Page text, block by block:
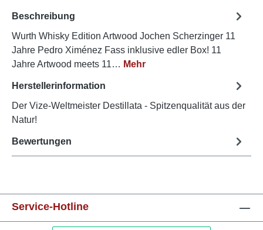
Beschreibung
Wurth Whisky Edition Artwood Jochen Scherzinger 11
Jahre Pedro Ximénez Fass inklusive edler Box! 11
Jahre Artwood meets 11… Mehr
Herstellerinformation
Der Vize-Weltmeister Destillata - Spitzenqualität aus der
Natur!
Bewertungen
Service-Hotline